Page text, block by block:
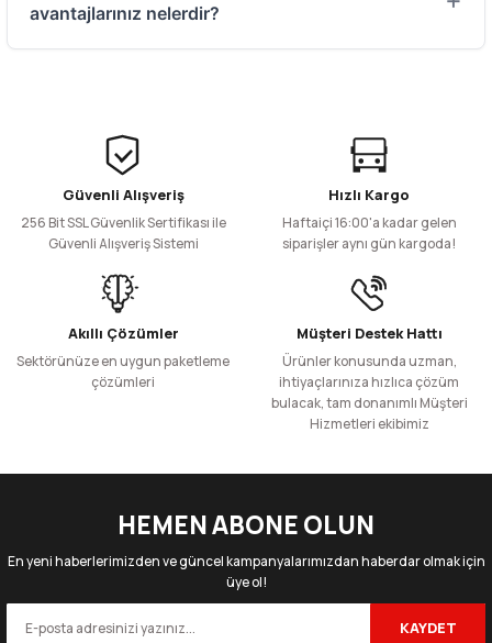
uygun (Food Grade) materyallerdir. İçeceğinizin tadını
veya kokusunu kesinlikle değiştirmez, sağlığa
avantajlarınız nelerdir?
stok yapımız sayesinde yüklü alımlarınız aynı gün
kargoya verilerek işletmenizin operasyonu asla
beklemez.
Güvenli Alışveriş
256 Bit SSL Güvenlik Sertifikası ile
Güvenli Alışveriş Sistemi
Hızlı Kargo
Haftaiçi 16:00'a kadar gelen
siparişler aynı gün kargoda!
Akıllı Çözümler
Sektörünüze en uygun paketleme
çözümleri
Müşteri Destek Hattı
Ürünler konusunda uzman,
ihtiyaçlarınıza hızlıca çözüm
bulacak, tam donanımlı Müşteri
Hizmetleri ekibimiz
HEMEN ABONE OLUN
En yeni haberlerimizden ve güncel kampanyalarımızdan haberdar olmak için
üye ol!
KAYDET